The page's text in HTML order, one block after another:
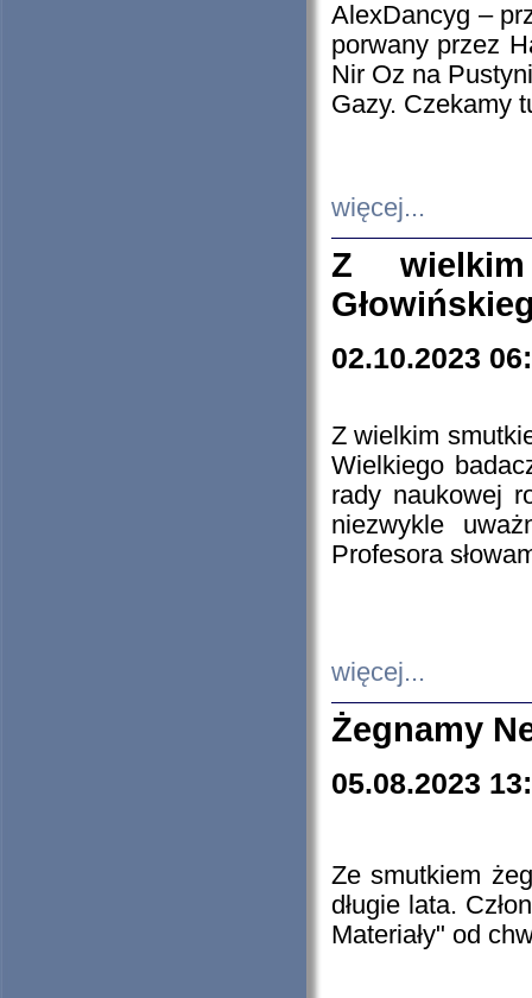
AlexDancyg –
porwany przez
Nir Oz na
Gazy. Czekamy
więcej...
Z
02.10.2023
Z wielkim
Wielkiego
rady naukowej
niezwykle
Profesora
więcej...
Żegnamy
05.08.2023
Ze smutkiem
długie lata.
Materiały" od